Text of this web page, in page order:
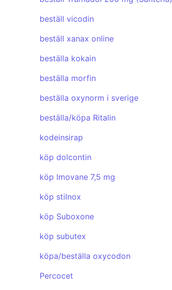
beställ vicodin
beställ xanax online
beställa kokain
beställa morfin
beställa oxynorm i sverige
beställa/köpa Ritalin
kodeinsirap
köp dolcontin
köp Imovane 7,5 mg
köp stilnox
köp Suboxone
köp subutex
köpa/beställa oxycodon
Percocet